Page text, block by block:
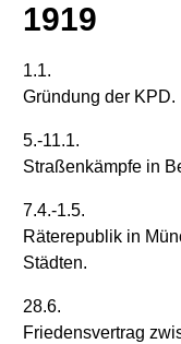
1919
1.1.
Gründung der KPD.
5.-11.1.
Straßenkämpfe in
7.4.-1.5.
Räterepublik in
Städten.
28.6.
Friedensvertrag